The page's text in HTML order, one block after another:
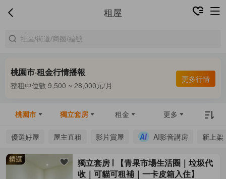
租屋
桃園市·租金行情播報
合租中位數 7,000 ~ 8,120元/月
整租中位數 9,500 ~ 28,000元/月
更多行情
桃園市 獨立套房 租金 更多
優選好屋 屋主直租 影片賞屋 AI影音講房 新上架
獨立套房
【青果市場生活圈｜垃圾代
收｜可貓可租補｜一卡皮箱入住】